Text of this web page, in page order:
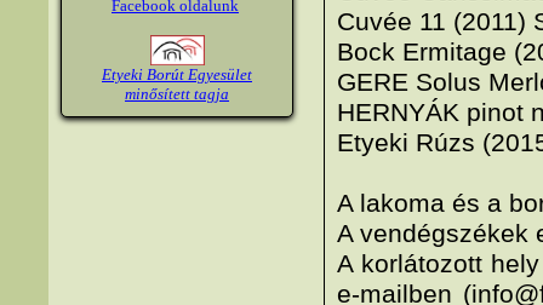
Facebook oldalunk
Etyeki Borút Egyesület
minősített tagja
Cuvée 11 (2011)
Bock Ermitage
GERE Solus
HERNYÁK pinot
Etyeki Rúzs
A lakoma és a
A vendégszékek
A korlátozott
e-mailben